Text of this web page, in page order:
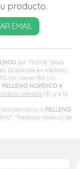
por 79,00€ . Stock
Disponible en medidas:
cm; cama 180 cm.
RELLENO NORDICO 4
blancos (8) y a la
a RELLENO
"Rellenos nórdicos de
producto.
EMAIL